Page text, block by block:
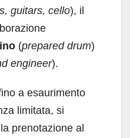
guitars, cello), il
(prepared drum)
engineer).
a esaurimento
limitata, si
prenotazione al